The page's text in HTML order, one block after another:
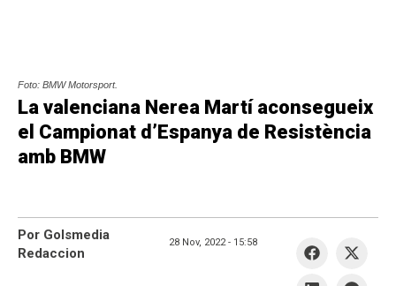
Foto: BMW Motorsport.
La valenciana Nerea Martí aconsegueix
el Campionat d’Espanya de Resistència
amb BMW
Por Golsmedia
Redaccion
28 Nov, 2022 - 15:58